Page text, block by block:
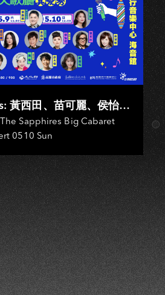
黃西田、苗可麗、侯怡
葉啟田、鳥來
、王彩樺、王瑞霞、吳
施文彬、邵大倫、曹雅
孟賢、黃露瑤
Sapphires Big Cabaret
0510 Sun